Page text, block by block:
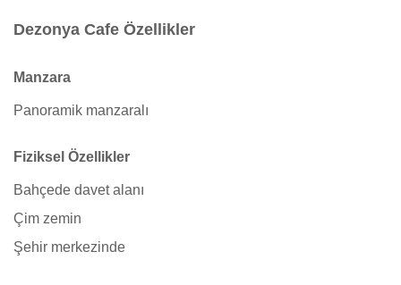
Dezonya Cafe Özellikler
Manzara
Panoramik manzaralı
Fiziksel Özellikler
Bahçede davet alanı
Çim zemin
Şehir merkezinde